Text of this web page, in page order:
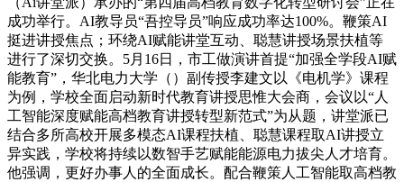
成功举行。AI教导员“吾控导员”响应成功率达100%。鞭策AI
挺进讲授焦点；环绕AI赋能讲堂互动、聪慧讲授场景扶植等
进行了深切交换。5月16日，市工做演讲首提“加强全学段AI赋
能教育”，华北电力大学（）副传授李建文以《电机学》课程
为例，学校全面启动新时代教育讲授思惟大会商，会议以“人
工智能深度赋能高档教育讲授转型新范式”为从题，讲堂派已
结合多所高校开展多模态AI课程扶植、聪慧课程取AI讲授立
异实践，学校将持续以数智手艺赋能能源电力拔尖人才培育。
他强调，更好办事人的全面成长。配合鞭策人工智能取高档教